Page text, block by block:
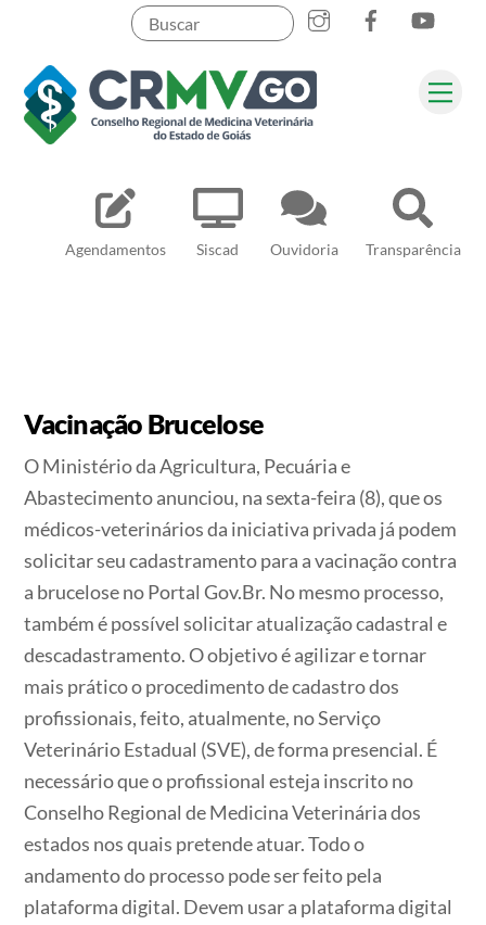
content
Agendamentos Siscad Ouvidoria Transparência
Pesquisar
Vacinação Brucelose
O Ministério da Agricultura, Pecuária e
Abastecimento anunciou, na sexta-feira (8), que os
médicos-veterinários da iniciativa privada já podem
solicitar seu cadastramento para a vacinação contra
a brucelose no Portal Gov.Br. No mesmo processo,
também é possível solicitar atualização cadastral e
descadastramento. O objetivo é agilizar e tornar
mais prático o procedimento de cadastro dos
profissionais, feito, atualmente, no Serviço
Veterinário Estadual (SVE), de forma presencial. É
necessário que o profissional esteja inscrito no
Conselho Regional de Medicina Veterinária dos
estados nos quais pretende atuar. Todo o
andamento do processo pode ser feito pela
plataforma digital. Devem usar a plataforma digital